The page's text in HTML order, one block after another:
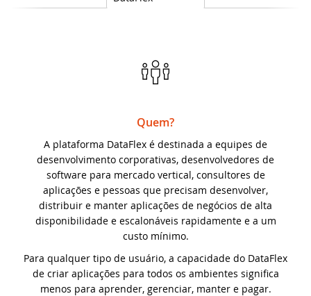
Quem?
A plataforma DataFlex é destinada a equipes de
desenvolvimento corporativas, desenvolvedores de
software para mercado vertical, consultores de
aplicações e pessoas que precisam desenvolver,
distribuir e manter aplicações de negócios de alta
disponibilidade e escalonáveis rapidamente e a um
custo mínimo.
Para qualquer tipo de usuário, a capacidade do DataFlex
de criar aplicações para todos os ambientes significa
menos para aprender, gerenciar, manter e pagar.
Knowledge Base (Brasil)
Download de Produtos
Abrir um Chamado Técnico
Atualização de segurança do DataFlex
versões do DataFlex com WebApp
Framework - Ação necessária!
Bibliotecas DataFlex compatíveis com
DataFlex 2024 já disponíveis!
DataFlex LibXL
Dynamic AI
EDUC 2022
Migrando para o DataFlex 20.0
Evento de Aniversário on-line - Data
Access
EDUC 2020 Virtual
DISD 2020